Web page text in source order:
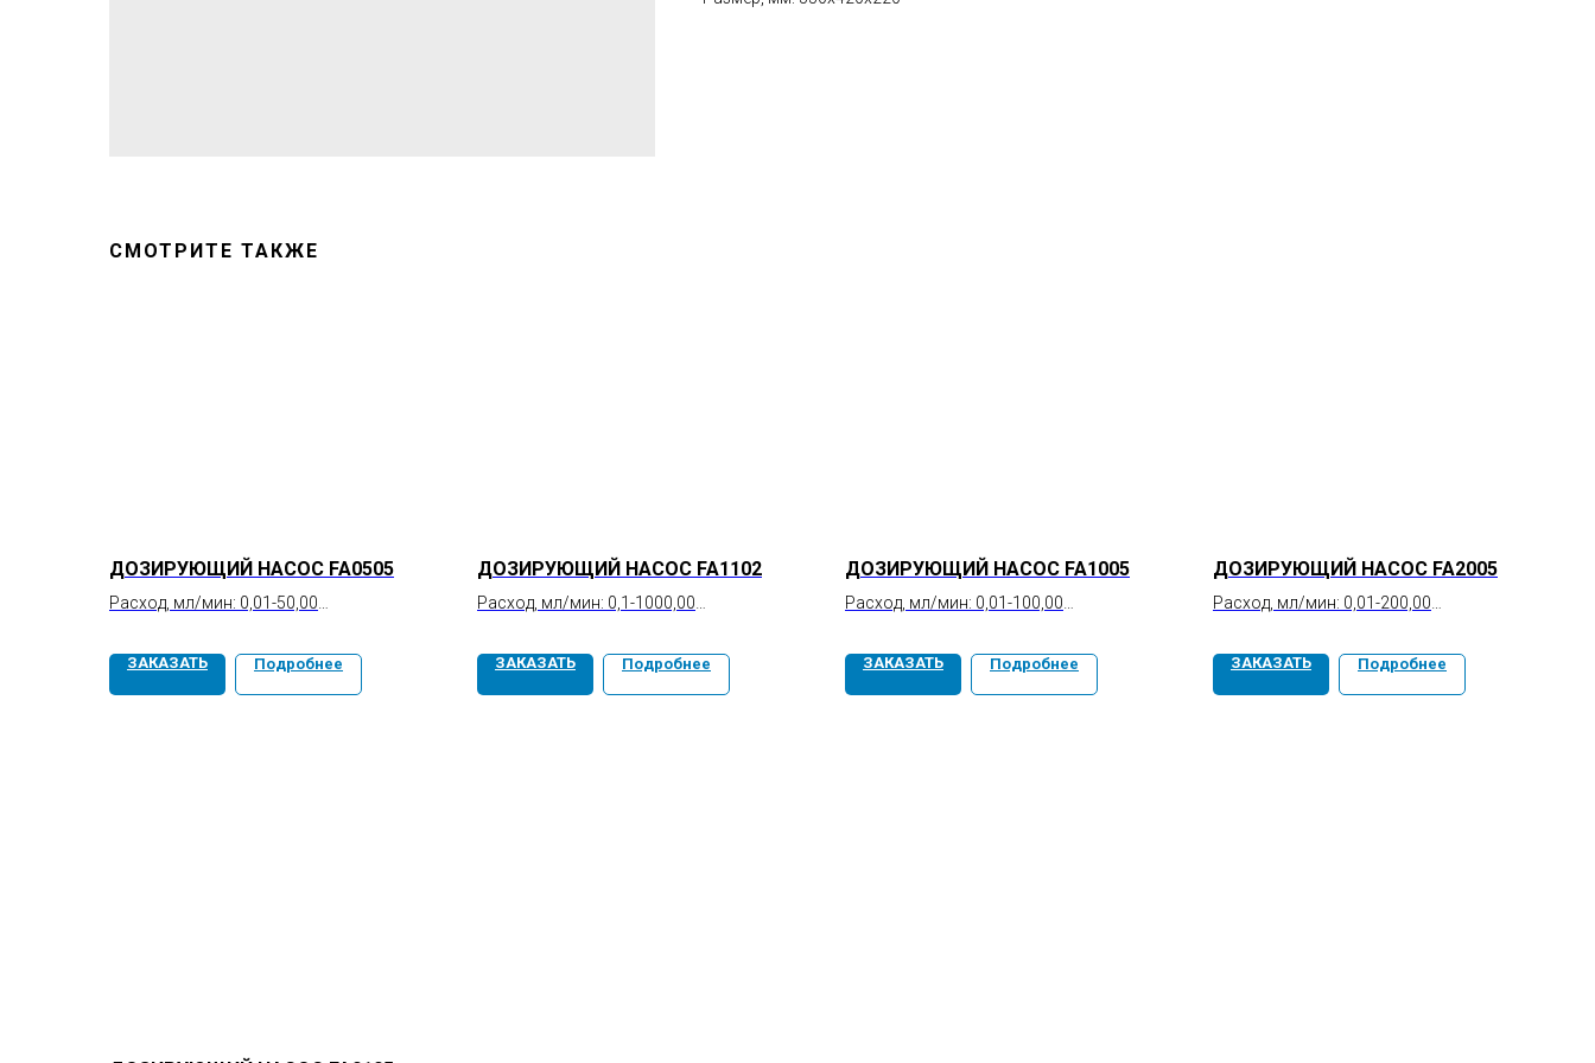
СМОТРИТЕ ТАКЖЕ
ДОЗИРУЮЩИЙ НАСОС FA0505
Расход, мл/мин: 0,01-50,00
Повторяемость, %: ≤0,1
Давление, МПа: 5
Пульсация, МПа: ≤0,1
ЗАКАЗАТЬ Подробнее
ДОЗИРУЮЩИЙ НАСОС FA1102
Расход, мл/мин: 0,1-1000,00
Повторяемость, %: ≤0,5
Давление, МПа: 2
Пульсация, МПа: ≤0,2
ЗАКАЗАТЬ Подробнее
ДОЗИРУЮЩИЙ НАСОС FA1005
Расход, мл/мин: 0,01-100,00
Повторяемость, %: ≤0,1
Давление, МПа: 5
Пульсация, МПа: ≤0,1
ЗАКАЗАТЬ Подробнее
ДОЗИРУЮЩИЙ НАСОС FA2005
Расход, мл/мин: 0,01-200,00
Повторяемость, %: ≤0,1
Давление, МПа: 5
Пульсация, МПа: ≤0,1
ЗАКАЗАТЬ Подробнее